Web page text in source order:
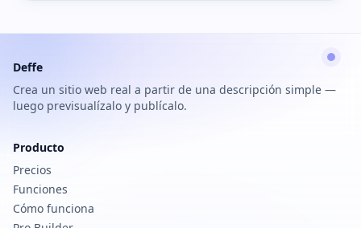
Deffe
Crea un sitio web real a partir de una descripción simple —
luego previsualízalo y publícalo.
Producto
Precios
Funciones
Cómo funciona